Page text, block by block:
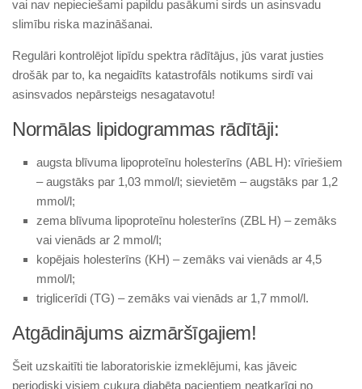
vai nav nepieciešami papildu pasākumi sirds un asinsvadu
slimību riska mazināšanai.
Regulāri kontrolējot lipīdu spektra rādītājus, jūs varat justies
drošāk par to, ka negaidīts katastrofāls notikums sirdī vai
asinsvados nepārsteigs nesagatavotu!
Normālas lipidogrammas rādītāji:
augsta blīvuma lipoproteīnu holesterīns (ABL H): vīriešiem
– augstāks par 1,03 mmol/l; sievietēm – augstāks par 1,2
mmol/l;
zema blīvuma lipoproteīnu holesterīns (ZBL H) – zemāks
vai vienāds ar 2 mmol/l;
kopējais holesterīns (KH) – zemāks vai vienāds ar 4,5
mmol/l;
triglicerīdi (TG) – zemāks vai vienāds ar 1,7 mmol/l.
Atgādinājums aizmāršīgajiem!
Šeit uzskaitīti tie laboratoriskie izmeklējumi, kas jāveic
periodiski visiem cukura diabēta pacientiem neatkarīgi no